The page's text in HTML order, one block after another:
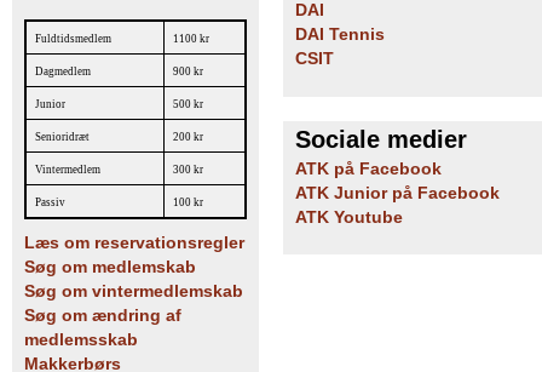
Fuldtidsmedlem 1100 kr
Dagmedlem 900 kr
Junior 500 kr
Senioridræt 200 kr
Vintermedlem 300 kr
Passiv 100 kr
Læs om reservationsregler
Søg om medlemskab
Søg om vintermedlemskab
Søg om ændring af
medlemsskab
Makkerbørs
DAI
DAI Tennis
CSIT
Sociale medier
ATK på Facebook
ATK Junior på Facebook
ATK Youtube